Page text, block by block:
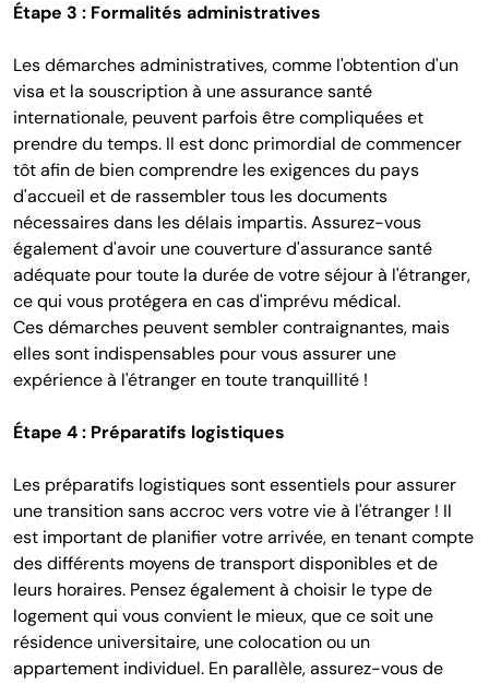
Étape 3 : Formalités administratives
Les démarches administratives, comme l'obtention d'un
visa et la souscription à une assurance santé
internationale, peuvent parfois être compliquées et
prendre du temps. Il est donc primordial de commencer
tôt afin de bien comprendre les exigences du pays
d'accueil et de rassembler tous les documents
nécessaires dans les délais impartis. Assurez-vous
également d'avoir une couverture d'assurance santé
adéquate pour toute la durée de votre séjour à l'étranger,
ce qui vous protégera en cas d'imprévu médical.
Ces démarches peuvent sembler contraignantes, mais
elles sont indispensables pour vous assurer une
expérience à l'étranger en toute tranquillité !
Étape 4 : Préparatifs logistiques
Les préparatifs logistiques sont essentiels pour assurer
une transition sans accroc vers votre vie à l'étranger ! Il
est important de planifier votre arrivée, en tenant compte
des différents moyens de transport disponibles et de
leurs horaires. Pensez également à choisir le type de
logement qui vous convient le mieux, que ce soit une
résidence universitaire, une colocation ou un
appartement individuel. En parallèle, assurez-vous de